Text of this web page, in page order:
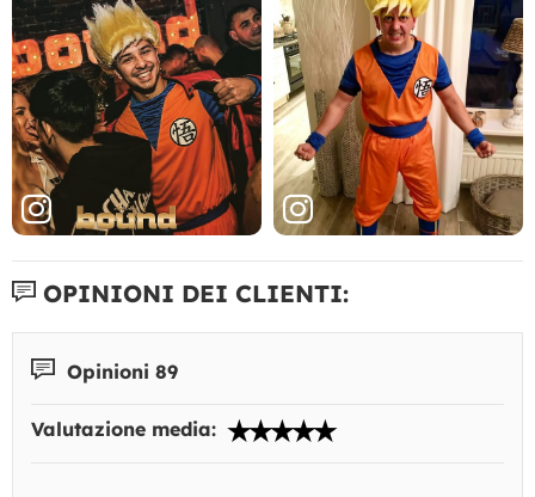
OPINIONI DEI CLIENTI:
Opinioni 89
Valutazione media: